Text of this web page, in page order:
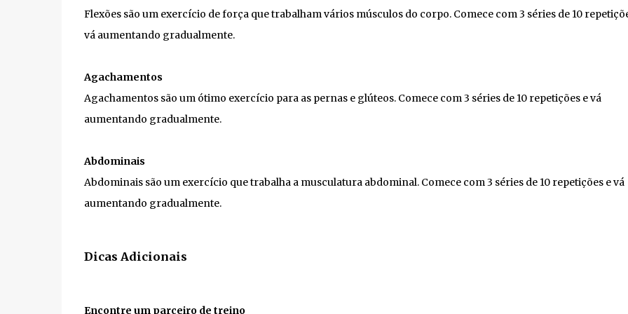
Flexões são um exercício de força que trabalham vários músculos do corpo. Comece com 3 séries de 10
vá aumentando gradualmente.
Agachamentos
Agachamentos são um ótimo exercício para as pernas e glúteos. Comece com 3 séries de 10 repetições e vá
aumentando gradualmente.
Abdominais
Abdominais são um exercício que trabalha a musculatura abdominal. Comece com 3 séries de 10 repetições e vá
aumentando gradualmente.
Dicas Adicionais
Encontre um parceiro de treino